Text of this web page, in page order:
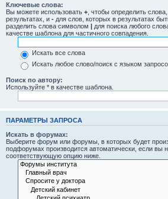
Ключевые слова:
Вы можете использовать + , чтобы определить
результатах, и - для слов, которых в результатах
разделить слова символом | для поиска любого
качестве шаблона для частичного совпадения.
Искать все слова
Искать любое слово/поиск с языком
Поиск по автору:
Используйте * в качестве шаблона.
ПАРАМЕТРЫ ЗАПРОСА
Искать в форумах:
Выберите форум или форумы, в которых будет
подфорумах производится автоматически, если вы
соответствующую опцию ниже.